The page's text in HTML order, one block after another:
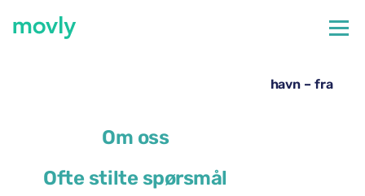
Om oss
Ofte stilte spørsmål
Leie av Volkswagen Taigo på Marseille lufthavn – fra